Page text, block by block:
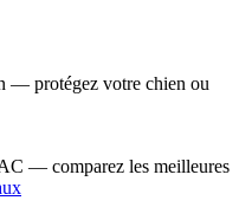
— protégez votre chien ou
— comparez les meilleures